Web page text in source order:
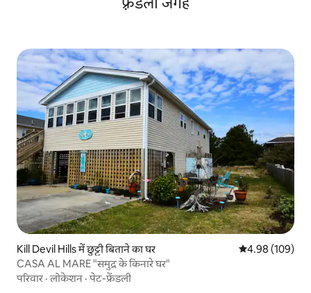
Kill Devil Hills में छुट्टी बिताने का घर औसत रेटिंग 5 में से
4.98 (109)
CASA AL MARE "समुद्र के किनारे घर"
परिवार ·लोकेशन ·पेट-फ्रेंडली